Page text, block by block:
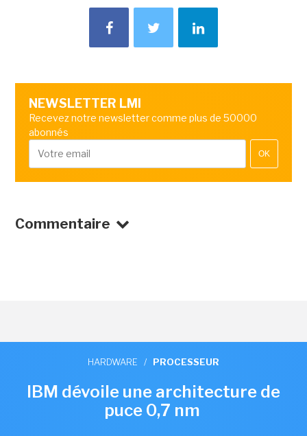
NEWSLETTER LMI
Recevez notre newsletter comme plus de 50000
abonnés
OK
Commentaire
HARDWARE / PROCESSEUR
IBM dévoile une architecture de
puce 0,7 nm